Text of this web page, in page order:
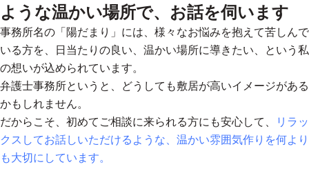
ような温かい場所で、お話を伺います
事務所名の「陽だまり」には、様々なお悩みを抱えて苦しんで
いる方を、日当たりの良い、温かい場所に導きたい、という私
の想いが込められています。
弁護士事務所というと、どうしても敷居が高いイメージがある
かもしれません。
だからこそ、初めてご相談に来られる方にも安心して、
リラッ
クスしてお話しいただけるような、温かい雰囲気作りを何より
も大切にしています。